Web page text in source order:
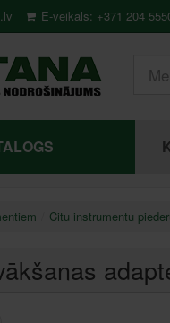
E-veikals: +371 204
Citu instrumentu